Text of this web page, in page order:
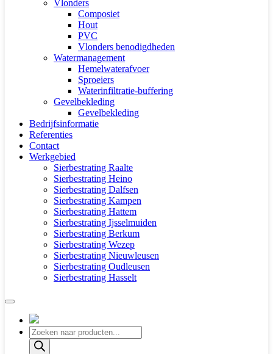
Vlonders
Composiet
Hout
PVC
Vlonders benodigdheden
Watermanagement
Hemelwaterafvoer
Sproeiers
Waterinfiltratie-buffering
Gevelbekleding
Gevelbekleding
Bedrijfsinformatie
Referenties
Contact
Werkgebied
Sierbestrating Raalte
Sierbestrating Heino
Sierbestrating Dalfsen
Sierbestrating Kampen
Sierbestrating Hattem
Sierbestrating Ijsselmuiden
Sierbestrating Berkum
Sierbestrating Wezep
Sierbestrating Nieuwleusen
Sierbestrating Oudleusen
Sierbestrating Hasselt
Producten
zoeken